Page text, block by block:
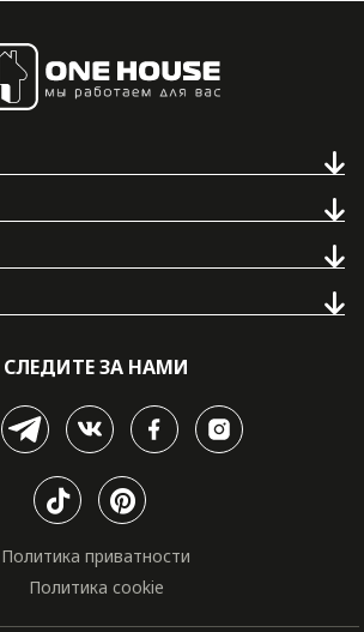
СЛЕДИТЕ ЗА НАМИ
Политика приватности
Политика cookie